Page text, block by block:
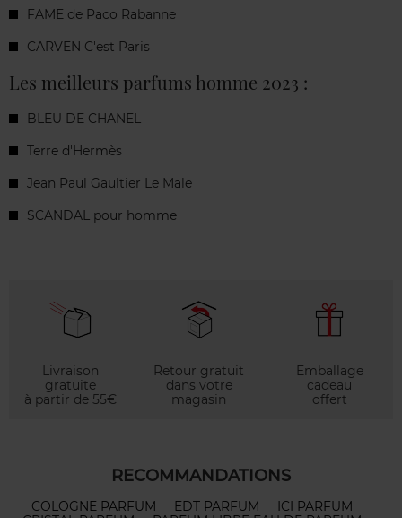
FAME de Paco Rabanne
CARVEN C'est Paris
Les meilleurs parfums homme 2023 :
BLEU DE CHANEL
Terre d'Hermès
Jean Paul Gaultier Le Male
SCANDAL pour homme
Livraison
gratuite
à partir de 55€
Retour gratuit
dans votre
magasin
Emballage
cadeau
offert
RECOMMANDATIONS
COLOGNE PARFUM EDT PARFUM
ICI PARFUM